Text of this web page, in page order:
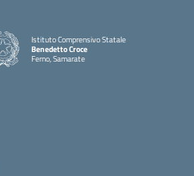
Istituto Comprensivo Statale
Benedetto Croce
Ferno, Samarate